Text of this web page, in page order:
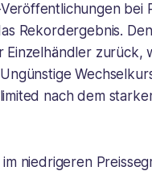
bei
Rekordergebnis.
zurück,
nach dem
niedrigeren